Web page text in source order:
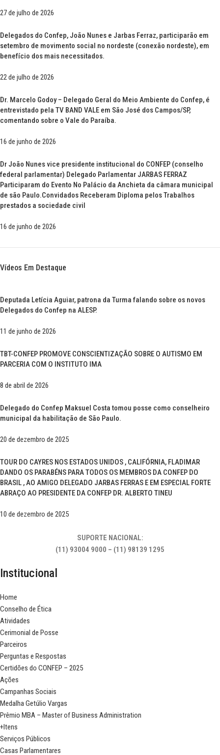
27 de julho de 2026
Delegados do Confep, João Nunes e Jarbas Ferraz, participarão em
setembro de movimento social no nordeste (conexão nordeste), em
benefício dos mais necessitados.
22 de julho de 2026
Dr. Marcelo Godoy – Delegado Geral do Meio Ambiente do Confep, é
entrevistado pela TV BAND VALE em São José dos Campos/SP,
comentando sobre o Vale do Paraíba.
16 de junho de 2026
Dr João Nunes vice presidente institucional do CONFEP (conselho
federal parlamentar) Delegado Parlamentar JARBAS FERRAZ
Participaram do Evento No Palácio da Anchieta da câmara municipal
de são Paulo.Convidados Receberam Diploma pelos Trabalhos
prestados a sociedade civil
16 de junho de 2026
Vídeos Em Destaque
Deputada Letícia Aguiar, patrona da Turma falando sobre os novos
Delegados do Confep na ALESP.
11 de junho de 2026
TBT-CONFEP PROMOVE CONSCIENTIZAÇÃO SOBRE O AUTISMO EM
PARCERIA COM O INSTITUTO IMA
8 de abril de 2026
Delegado do Confep Maksuel Costa tomou posse como conselheiro
municipal da habilitação de São Paulo.
20 de dezembro de 2025
TOUR DO CAYRES NOS ESTADOS UNIDOS , CALIFÓRNIA, FLADIMAR
DANDO OS PARABÉNS PARA TODOS OS MEMBROS DA CONFEP DO
BRASIL , AO AMIGO DELEGADO JARBAS FERRAS E EM ESPECIAL FORTE
ABRAÇO AO PRESIDENTE DA CONFEP DR. ALBERTO TINEU
10 de dezembro de 2025
SUPORTE NACIONAL:
(11) 93004 9000 – (11) 98139 1295
Institucional
Home
Conselho de Ética
Atividades
Cerimonial de Posse
Parceiros
Perguntas e Respostas
Certidões do CONFEP – 2025
Ações
Campanhas Sociais
Medalha Getúlio Vargas
Prêmio MBA – Master of Business Administration
+Itens
Serviços Públicos
Casas Parlamentares